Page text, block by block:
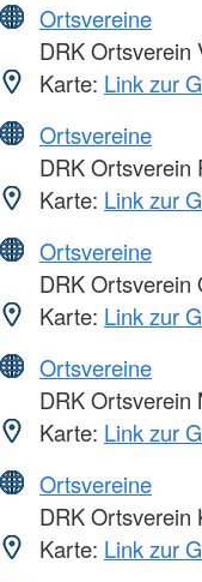
Ortsvereine
DRK Ortsverein
Karte: Link zur
Ortsvereine
DRK Ortsverein
Karte: Link zur
Ortsvereine
DRK Ortsverein
Karte: Link zur
Ortsvereine
DRK Ortsverein
Karte: Link zur
Ortsvereine
DRK Ortsverein
Karte: Link zur